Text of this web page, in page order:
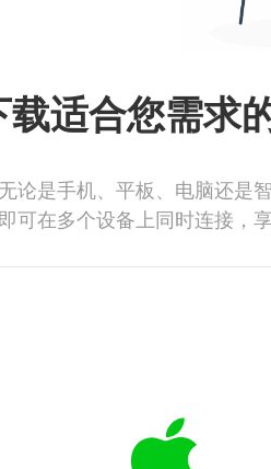
载适合您需求
论是手机、平板、电脑还是
可在多个设备上同时连接，